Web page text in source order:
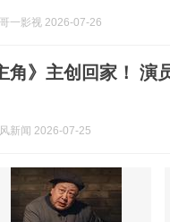
一影视 2026-07-26
角》主创回家！ 演
新闻 2026-07-25